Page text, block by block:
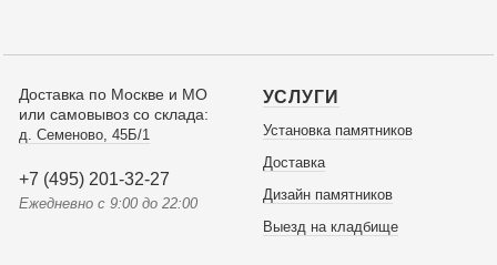
Доставка по Москве и МО
или самовывоз со склада:
д. Семеново, 45Б/1
+7 (495) 201-32-27
Ежедневно с 9:00 до 22:00
УСЛУГИ
Установка памятников
Доставка
Дизайн памятников
Выезд на кладбище